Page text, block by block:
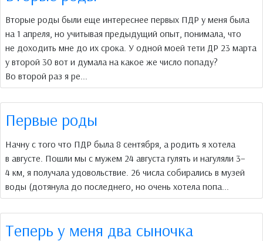
Вторые роды были еще интереснее первых ПДР у меня была
на 1 апреля, но учитывая предыдущий опыт, понимала, что
не доходить мне до их срока. У одной моей тети ДР 23 марта
у второй 30 вот и думала на какое же число попаду?
Во второй раз я ре...
Первые роды
Начну с того что ПДР была 8 сентября, а родить я хотела
в августе. Пошли мы с мужем 24 августа гулять и нагуляли 3–
4 км, я получала удовольствие. 26 числа собирались в музей
воды (дотянула до последнего, но очень хотела попа...
Теперь у меня два сыночка